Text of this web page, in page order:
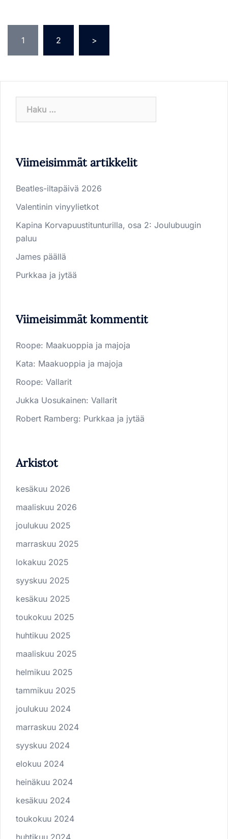
sivutus
1 2 >
Viimeisimmät artikkelit
Beatles-iltapäivä 2026
Valentinin vinyylietkot
Kapina Korvapuustitunturilla, osa 2: Joulubuugin
paluu
James päällä
Purkkaa ja jytää
Viimeisimmät kommentit
Roope: Maakuoppia ja majoja
Kata: Maakuoppia ja majoja
Roope: Vallarit
Jukka Uosukainen: Vallarit
Robert Ramberg: Purkkaa ja jytää
Arkistot
kesäkuu 2026
maaliskuu 2026
joulukuu 2025
marraskuu 2025
lokakuu 2025
syyskuu 2025
kesäkuu 2025
toukokuu 2025
huhtikuu 2025
maaliskuu 2025
helmikuu 2025
tammikuu 2025
joulukuu 2024
marraskuu 2024
syyskuu 2024
elokuu 2024
heinäkuu 2024
kesäkuu 2024
toukokuu 2024
huhtikuu 2024